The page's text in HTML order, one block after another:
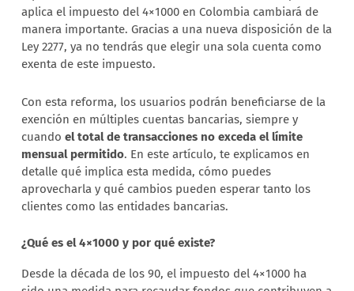
aplica el impuesto del 4×1000 en Colombia cambiará de
manera importante. Gracias a una nueva disposición de la
Ley 2277, ya no tendrás que elegir una sola cuenta como
exenta de este impuesto.
Con esta reforma, los usuarios podrán beneficiarse de la
exención en múltiples cuentas bancarias, siempre y
cuandoel total de transacciones no exceda el límite
mensual permitido. En este artículo, te explicamos en
detalle qué implica esta medida, cómo puedes
aprovecharla y qué cambios pueden esperar tanto los
clientes como las entidades bancarias.
¿Qué es el 4×1000 y por qué existe?
Desde la década de los 90, el impuesto del 4×1000 ha